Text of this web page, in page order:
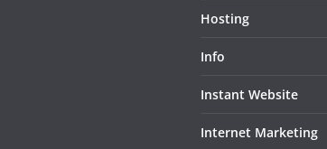
Hosting
Info
Instant Website
Internet Marketing